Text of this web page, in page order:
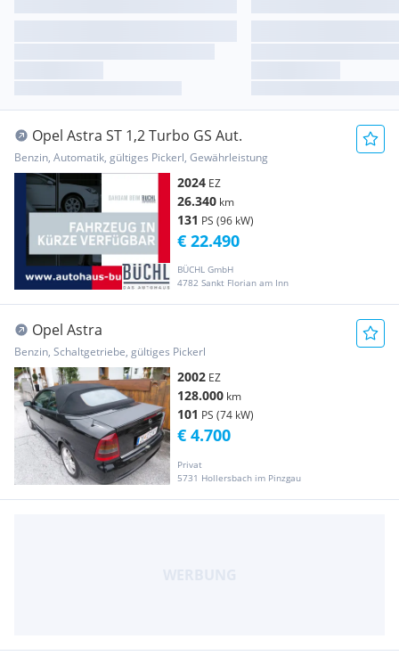
Opel Astra ST 1,2 Turbo GS Aut.
Benzin, Automatik, gültiges Pickerl, Gewährleistung
2024 EZ
26.340 km
131 PS (96 kW)
BÜCHL GmbH
4782 Sankt Florian am Inn
€ 22.490
Opel Astra
Benzin, Schaltgetriebe, gültiges Pickerl
2002 EZ
128.000 km
101 PS (74 kW)
Privat
5731 Hollersbach im Pinzgau
€ 4.700